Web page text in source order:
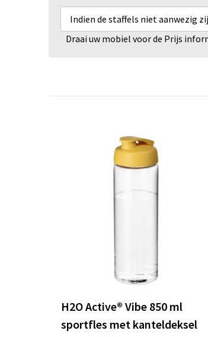
Indien de staffels niet aanwezig
Draai uw mobiel voor de Prijs
H2O Active® Vibe 850 ml
sportfles met kanteldeksel